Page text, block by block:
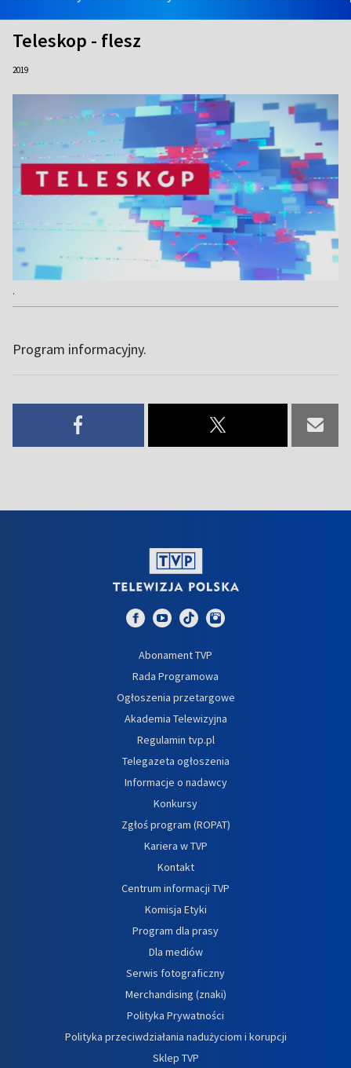
Teleskop - flesz
2019
.
Program informacyjny.
Abonament TVP
Rada Programowa
Ogłoszenia przetargowe
Akademia Telewizyjna
Regulamin tvp.pl
Telegazeta ogłoszenia
Informacje o nadawcy
Konkursy
Zgłoś program (ROPAT)
Kariera w TVP
Kontakt
Centrum informacji TVP
Komisja Etyki
Program dla prasy
Dla mediów
Serwis fotograficzny
Merchandising (znaki)
Polityka Prywatności
Polityka przeciwdziałania nadużyciom i korupcji
Sklep TVP